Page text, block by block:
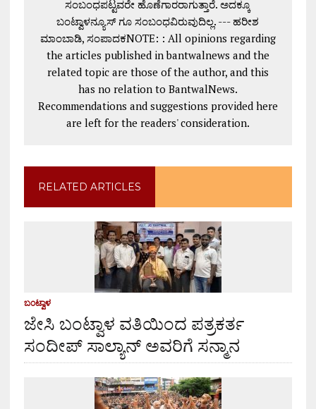
ಸಂಬಂಧಪಟ್ಟವರೇ ಹೊಣೆಗಾರರಾಗುತ್ತಾರೆ. ಅದಕ್ಕೂ
ಬಂಟ್ವಾಳನ್ಯೂಸ್ ಗೂ ಸಂಬಂಧವಿರುವುದಿಲ್ಲ. --- ಹರೀಶ
ಮಾಂಬಾಡಿ, ಸಂಪಾದಕNOTE: : All opinions regarding
the articles published in bantwalnews and the
related topic are those of the author, and this
has no relation to BantwalNews.
Recommendations and suggestions provided here
are left for the readers' consideration.
RELATED ARTICLES
ಬಂಟ್ವಾಳ
ಜೇಸಿ ಬಂಟ್ವಾಳ ವತಿಯಿಂದ ಪತ್ರಕರ್ತ
ಸಂದೀಪ್ ಸಾಲ್ಯಾನ್ ಅವರಿಗೆ ಸನ್ಮಾನ